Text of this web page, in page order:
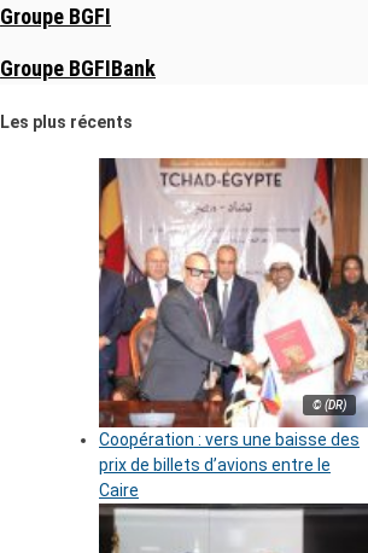
Groupe BGFI
Groupe BGFIBank
Les plus récents
© (DR)
Coopération : vers une baisse des
prix de billets d’avions entre le
Caire